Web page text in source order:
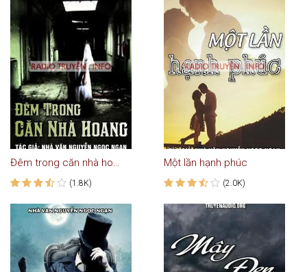
Đêm trong căn nhà hoang
(1.8K)
Một lần hạnh phúc
(2.0K)